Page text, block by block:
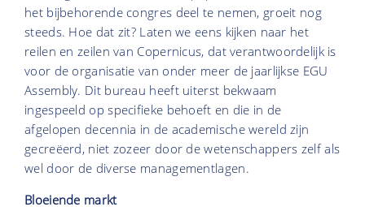
het bijbehorende congres deel te nemen, groeit nog
steeds. Hoe dat zit? Laten we eens kijken naar het
reilen en zeilen van Copernicus, dat verantwoordelijk is
voor de organisatie van onder meer de jaarlijkse EGU
Assembly. Dit bureau heeft uiterst bekwaam
ingespeeld op specifieke behoeft en die in de
afgelopen decennia in de academische wereld zijn
gecreëerd, niet zozeer door de wetenschappers zelf als
wel door de diverse managementlagen.
Bloeiende markt